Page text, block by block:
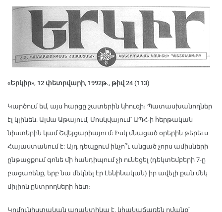
«Երկիր», 12 փետրվարի, 1992թ., թիվ 24 (113)
Կարծում եմ, այս հարցը շատերին կհուզի։ Պատասխանողներ
էլ կլինեն. Ալմա Աթայում, Մոսկվայում՝ ԱՊՀ-ի հերթական
նիստերին կամ Շվեյցարիայում։ Իսկ մնացած օրերին թերեւս
Հայաստանում է: Այդ դեպքում ինչո՞ւ անցած չորս ամիսների
ընթացքում գոնե մի հանդիպում չի ունեցել (դեկտեմբերի 7-ը
բացառենք, երբ նա մեկնել էր Լենինական) իր ավելի քան մեկ
միլիոն ընտրողների հետ։
Կոմունիստական պրակտիկա է, կհակաճառեն ոմանք՝